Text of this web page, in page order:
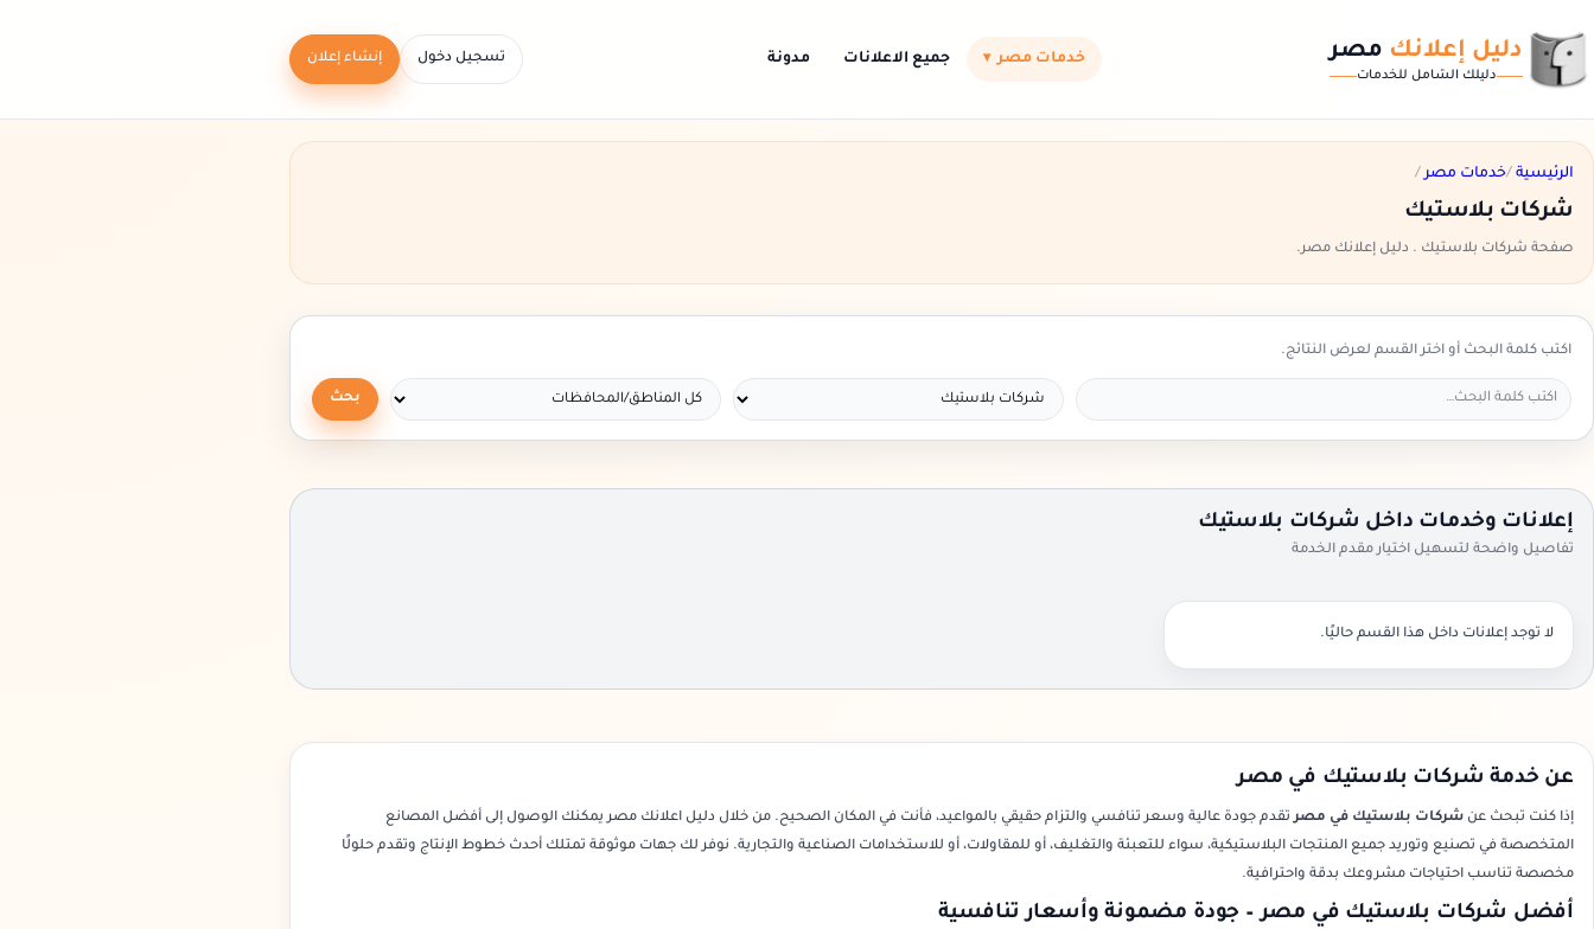
دليل إعلانك مصر
دليلك الشامل للخدمات
خدمات مصر ▾ جميع الاعلانات مدونة تسجيل دخول إنشاء إعلان
الرئيسية /خدمات مصر/
شركات بلاستيك
صفحة شركات بلاستيك . دليل إعلانك مصر.
اكتب كلمة البحث أو اختر القسم لعرض النتائج.
بحث
إعلانات وخدمات داخل شركات بلاستيك
تفاصيل واضحة لتسهيل اختيار مقدم الخدمة
لا توجد إعلانات داخل هذا القسم حاليًا.
عن خدمة شركات بلاستيك في مصر
إذا كنت تبحث عن شركات بلاستيك في مصرتقدم جودة عالية وسعر تنافسي والتزام حقيقي بالمواعيد، فأنت في المكان الصحيح. من خلال دليل اعلانك مصر يمكنك الوصول إلى أفضل المصانع
المتخصصة في تصنيع وتوريد جميع المنتجات البلاستيكية، سواء للتعبئة والتغليف، أو للمقاولات، أو للاستخدامات الصناعية والتجارية. نوفر لك جهات موثوقة تمتلك أحدث خطوط الإنتاج وتقدم حلولًا
مخصصة تناسب احتياجات مشروعك بدقة واحترافية.
أفضل شركات بلاستيك في مصر – جودة مضمونة وأسعار تنافسية